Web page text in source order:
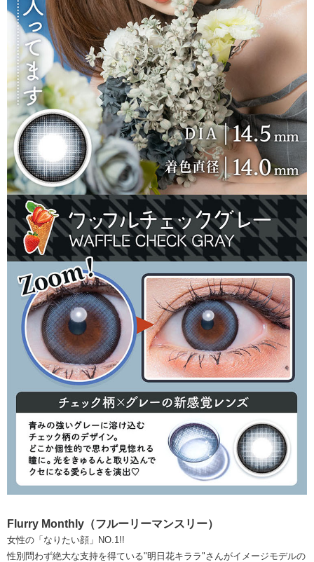
Flurry Monthly（フルーリーマンスリー）
女性の「なりたい顔」NO.1!!
性別問わず絶大な支持を得ている"明日花キララ"さんがイメージモデルの